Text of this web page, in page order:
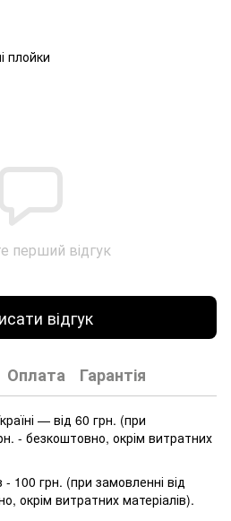
плойки
перший відгук
відгук
Оплата Гарантія
— від 60 грн. (при
- безкоштовно, окрім витратних
100 грн. (при замовленні від
окрім витратних матеріалів).